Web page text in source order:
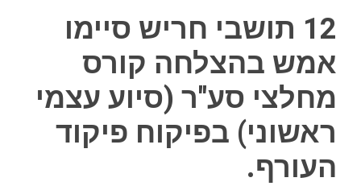
12 תושבי חריש סיימו
אמש בהצלחה קורס
מחלצי סע"ר (סיוע עצמי
ראשוני) בפיקוח פיקוד
העורף.